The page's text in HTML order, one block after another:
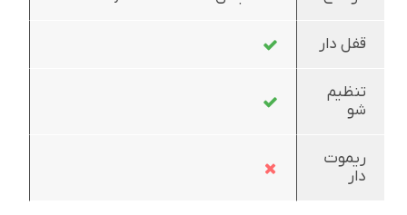
قفل دار
تنظیم
شو
ریموت
دار